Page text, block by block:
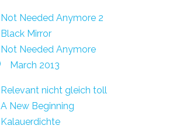
Not Needed Anymore 2
Black Mirror
Not Needed Anymore
March 2013
Relevant nicht gleich toll
A New Beginning
Kalauerdichte